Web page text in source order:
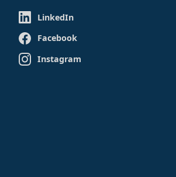
LinkedIn
Facebook
Instagram